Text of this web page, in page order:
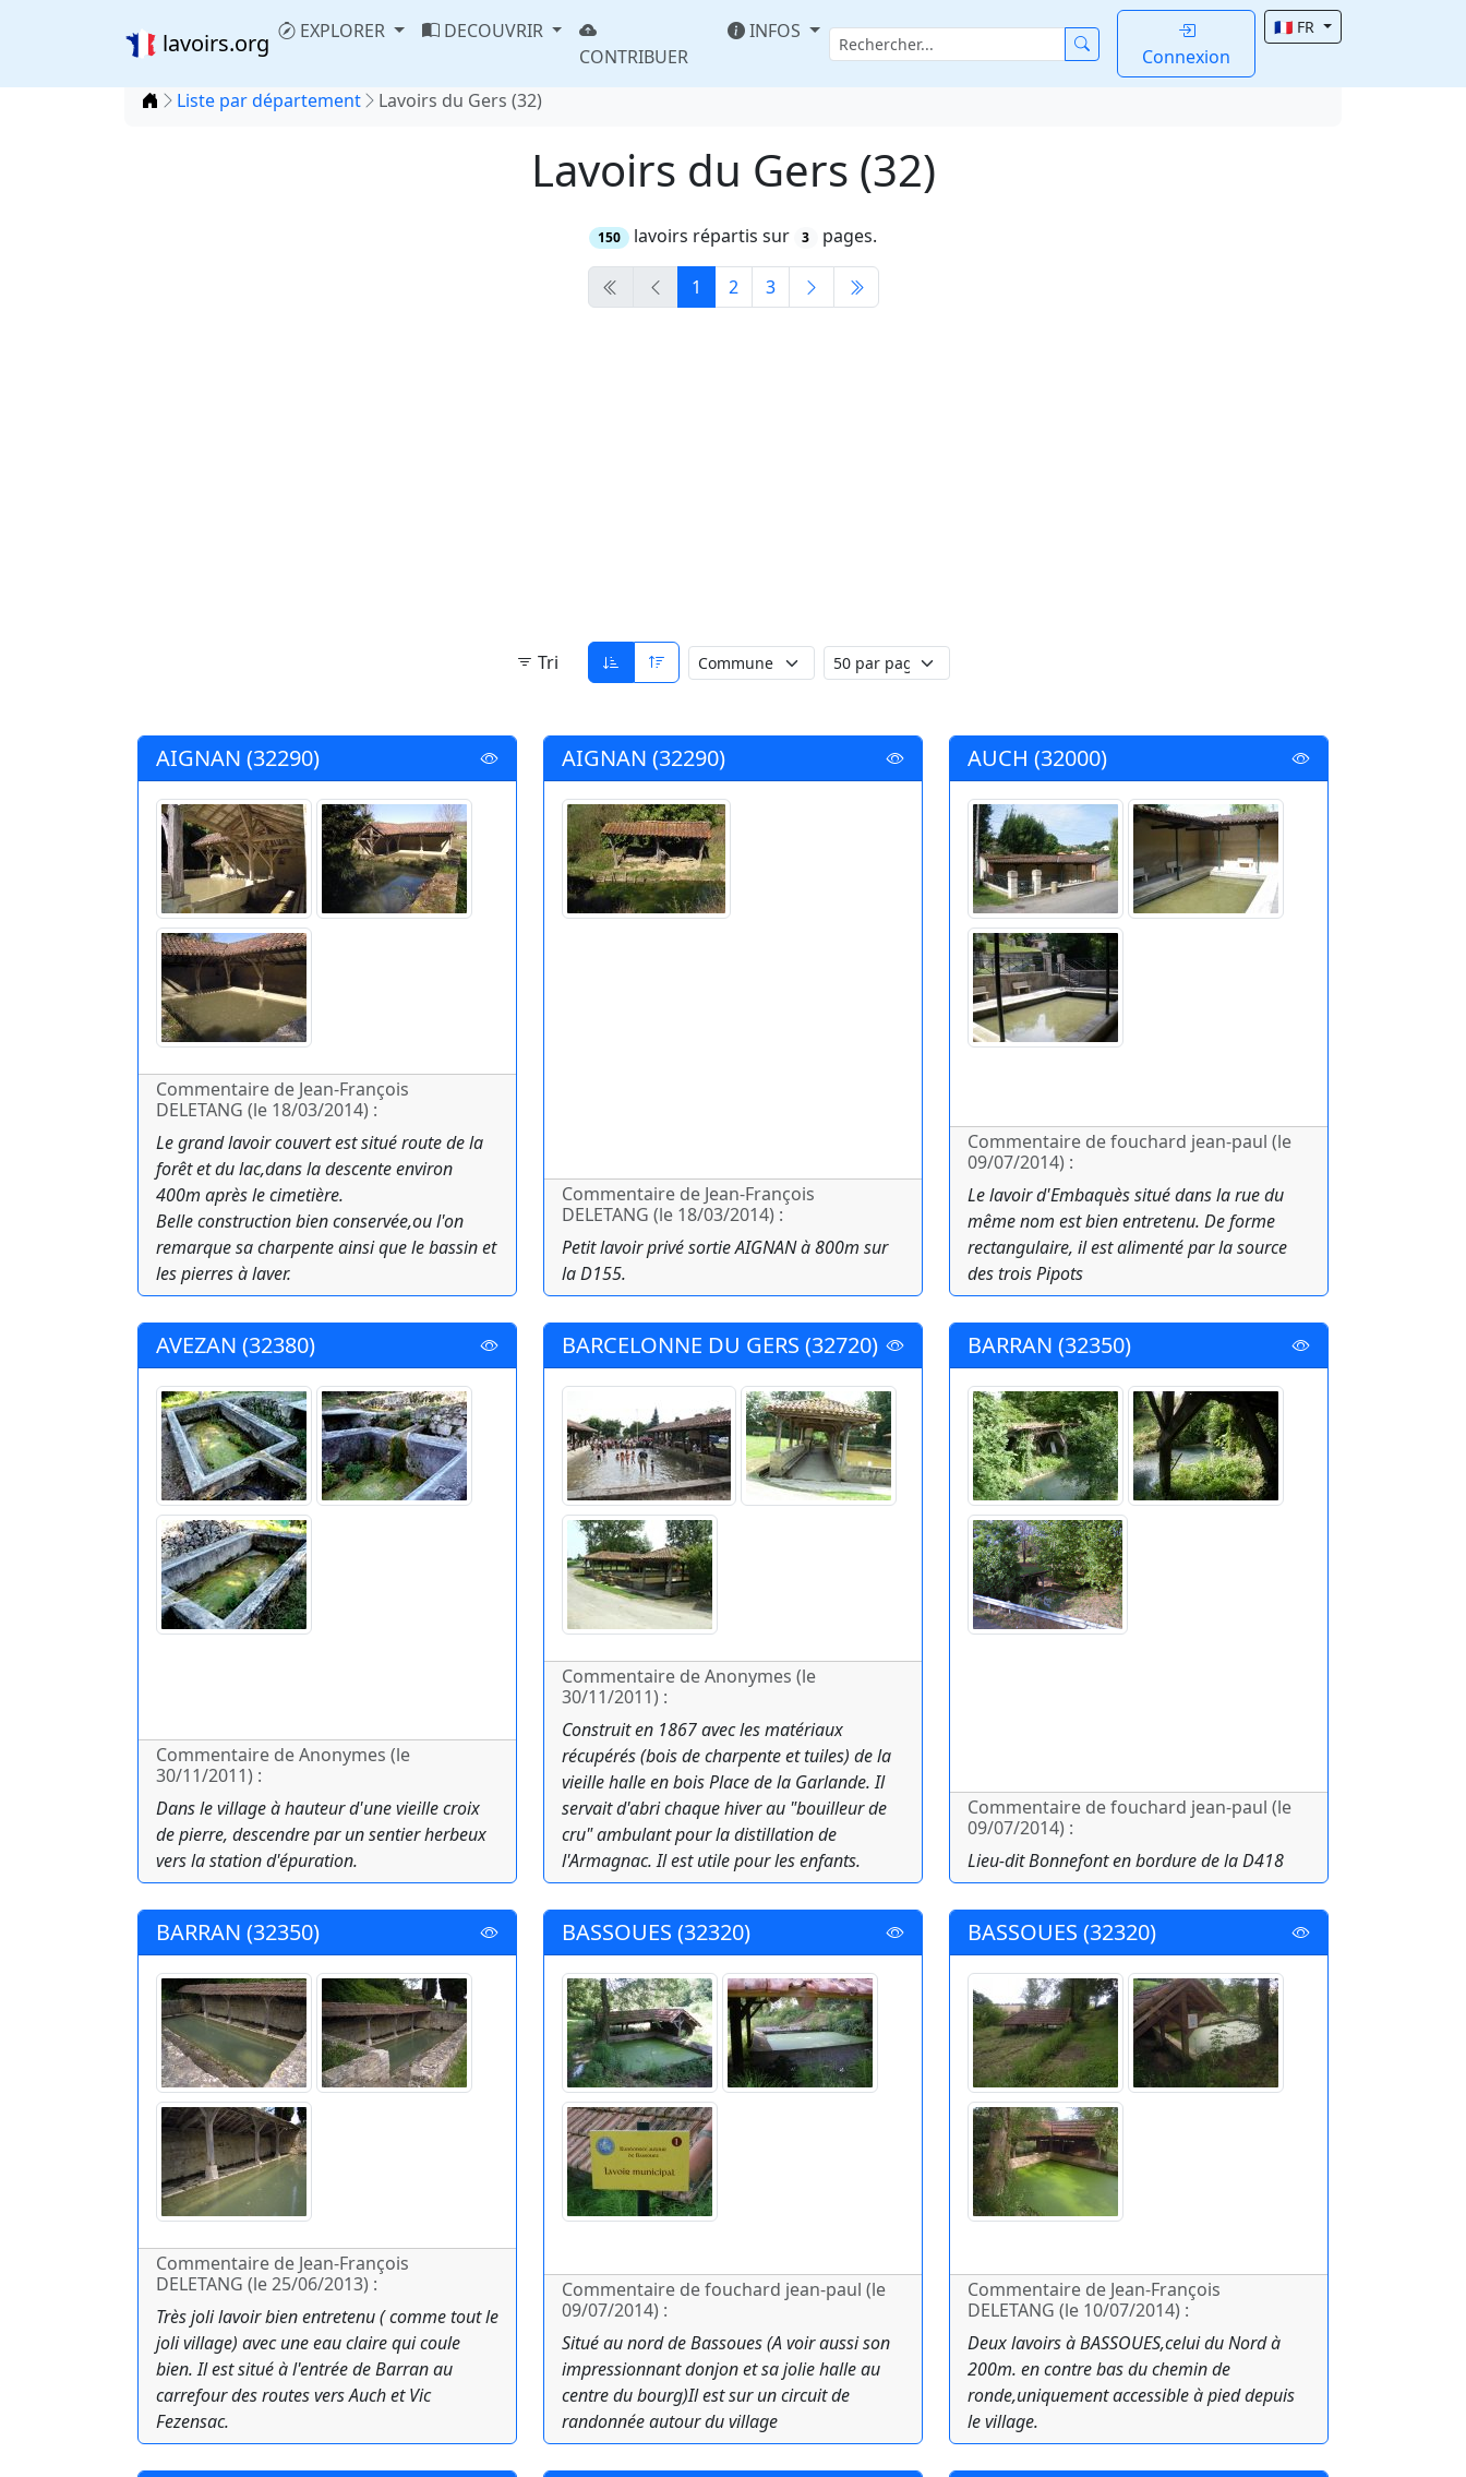
lavoirs.org EXPLORER
DECOUVRIR
CONTRIBUER
INFOS
Connexion
🇫🇷 FR
Accueil
Liste par département Lavoirs du Gers (32)
Lavoirs du Gers (32)
150 lavoirs répartis sur 3 pages.
1 2 3
Tri
AIGNAN (32290)
Commentaire de Jean-François
DELETANG (le 18/03/2014) :
Le grand lavoir couvert est situé route de la
forêt et du lac,dans la descente environ
400m après le cimetière.
Belle construction bien conservée,ou l'on
remarque sa charpente ainsi que le bassin et
les pierres à laver.
AIGNAN (32290)
Commentaire de Jean-François
DELETANG (le 18/03/2014) :
Petit lavoir privé sortie AIGNAN à 800m sur
la D155.
AUCH (32000)
Commentaire de fouchard jean-paul (le
09/07/2014) :
Le lavoir d'Embaquès situé dans la rue du
même nom est bien entretenu. De forme
rectangulaire, il est alimenté par la source
des trois Pipots
AVEZAN (32380)
Commentaire de Anonymes (le
30/11/2011) :
Dans le village à hauteur d'une vieille croix
de pierre, descendre par un sentier herbeux
vers la station d'épuration.
BARCELONNE DU GERS (32720)
Commentaire de Anonymes (le
30/11/2011) :
Construit en 1867 avec les matériaux
récupérés (bois de charpente et tuiles) de la
vieille halle en bois Place de la Garlande. Il
servait d'abri chaque hiver au "bouilleur de
cru" ambulant pour la distillation de
l'Armagnac. Il est utile pour les enfants.
BARRAN (32350)
Commentaire de fouchard jean-paul (le
09/07/2014) :
Lieu-dit Bonnefont en bordure de la D418
BARRAN (32350)
Commentaire de Jean-François
DELETANG (le 25/06/2013) :
Très joli lavoir bien entretenu ( comme tout le
joli village) avec une eau claire qui coule
bien. Il est situé à l'entrée de Barran au
carrefour des routes vers Auch et Vic
Fezensac.
BASSOUES (32320)
Commentaire de fouchard jean-paul (le
09/07/2014) :
Situé au nord de Bassoues (A voir aussi son
impressionnant donjon et sa jolie halle au
centre du bourg)Il est sur un circuit de
randonnée autour du village
BASSOUES (32320)
Commentaire de Jean-François
DELETANG (le 10/07/2014) :
Deux lavoirs à BASSOUES,celui du Nord à
200m. en contre bas du chemin de
ronde,uniquement accessible à pied depuis
le village.